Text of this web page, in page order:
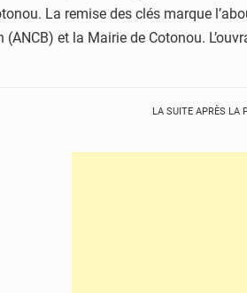
La remise des clés marque
et la Mairie de Cotonou.
LA SUITE APRÈS LA